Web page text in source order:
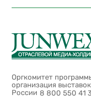
Оргкомитет
организация
России 8 800 550 41